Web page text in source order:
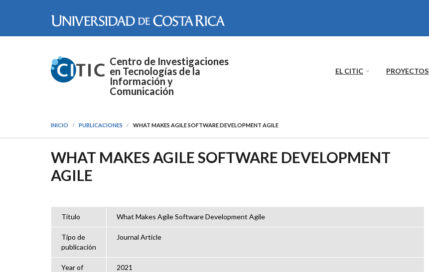
Centro de Investigaciones
en Tecnologías de la
Información y
Comunicación
EL CITIC PROYECTOS
INICIO PUBLICACIONES WHAT MAKES AGILE SOFTWARE DEVELOPMENT AGILE
WHAT MAKES AGILE SOFTWARE DEVELOPMENT
AGILE
Título What Makes Agile Software Development Agile
Tipo de
publicación
Journal Article
Year of
2021